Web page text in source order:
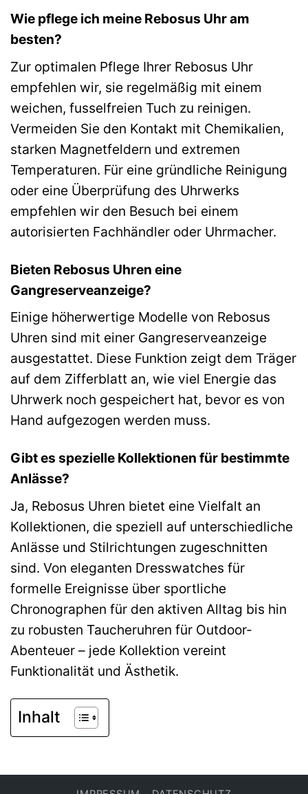
Wie pflege ich meine Rebosus Uhr am
besten?
Zur optimalen Pflege Ihrer Rebosus Uhr
empfehlen wir, sie regelmäßig mit einem
weichen, fusselfreien Tuch zu reinigen.
Vermeiden Sie den Kontakt mit Chemikalien,
starken Magnetfeldern und extremen
Temperaturen. Für eine gründliche Reinigung
oder eine Überprüfung des Uhrwerks
empfehlen wir den Besuch bei einem
autorisierten Fachhändler oder Uhrmacher.
Bieten Rebosus Uhren eine
Gangreserveanzeige?
Einige höherwertige Modelle von Rebosus
Uhren sind mit einer Gangreserveanzeige
ausgestattet. Diese Funktion zeigt dem Träger
auf dem Zifferblatt an, wie viel Energie das
Uhrwerk noch gespeichert hat, bevor es von
Hand aufgezogen werden muss.
Gibt es spezielle Kollektionen für bestimmte
Anlässe?
Ja, Rebosus Uhren bietet eine Vielfalt an
Kollektionen, die speziell auf unterschiedliche
Anlässe und Stilrichtungen zugeschnitten
sind. Von eleganten Dresswatches für
formelle Ereignisse über sportliche
Chronographen für den aktiven Alltag bis hin
zu robusten Taucheruhren für Outdoor-
Abenteuer – jede Kollektion vereint
Funktionalität und Ästhetik.
Inhalt